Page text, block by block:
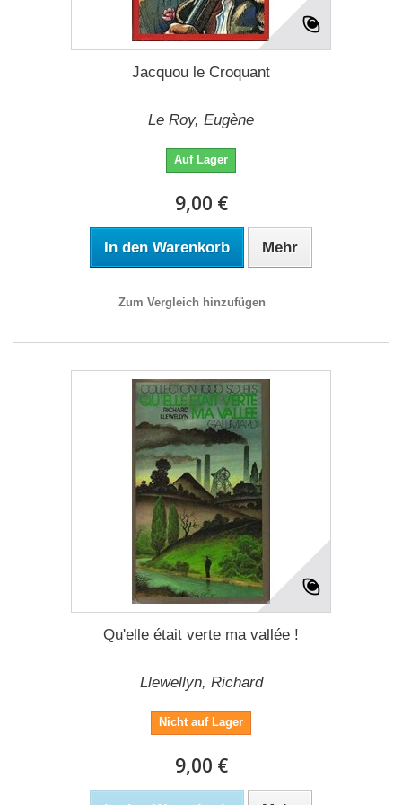
Jacquou le Croquant
Le Roy, Eugène
Auf Lager
9,00 €
In den Warenkorb Mehr
Zum Vergleich hinzufügen
Qu'elle était verte ma vallée !
Llewellyn, Richard
Nicht auf Lager
9,00 €